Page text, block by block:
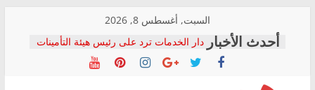
content
السبت, أغسطس 8, 2026
دار الخدمات ترد على رئيس هيئة التأمينات
بعد مؤتمره الصحفي: إنكار الأزمة لا ينهي
معاناة أصحاب المعاشات.. ونطالب بكشف